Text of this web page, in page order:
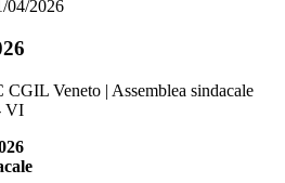
04/2026
Veneto | Assemblea sindacale
VI